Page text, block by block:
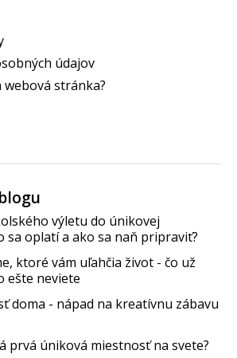
údajov
stránka?
výletu do únikovej
sa oplatí a ako sa naň pripraviť?
ktoré vám uľahčia život - čo už
ešte neviete
doma - nápad na kreatívnu zábavu
prvá úniková miestnosť na svete?